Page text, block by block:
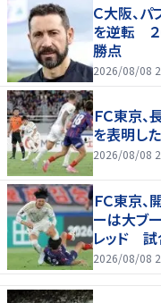
Ｃ大阪、
を逆転 ２
勝点
2026/08/08
ＦＣ東京
を表明し
2026/08/08
ＦＣ東京
ーは大ブ
レッド 試
実らず
2026/08/08